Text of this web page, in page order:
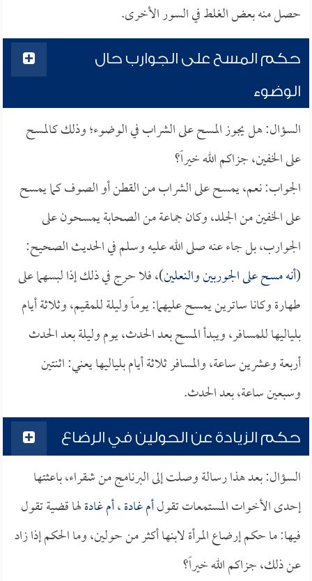
حصل منه بعض الغلط في السور الأخرى.
حكم المسح على الجوارب حال
الوضوء
السؤال: هل يجوز المسح على الشراب في الوضوء؛ وذلك كالمسح
على الخفين، جزاكم الله خيراً؟
الجواب: نعم، يمسح على الشراب من القطن أو الصوف كما يمسح
على الخفين من الجلد، وكان جماعة من الصحابة يمسحون على
الجوارب، بل جاء عنه صلى الله عليه وسلم في الحديث الصحيح:
(أنه مسح على الجوربين والنعلين)، فلا حرج في ذلك إذا لبسهما على
طهارة وكانا ساترين يمسح عليهما: يوماً وليلة للمقيم، وثلاثة أيام
بلياليها للمسافر، ويبدأ المسح بعد الحدث، يوم وليلة بعد الحدث
أربعة وعشرين ساعة، والمسافر ثلاثة أيام بلياليها يعني: اثنتين
وسبعين ساعة، بعد الحدث.
حكم الزيادة عن الحولين في الرضاع
السؤال: بعد هذا رسالة وصلت إلى البرنامج من شقراء، باعثتها
إحدى الأخوات المستمعات تقولأم غادة،أم غادةلها قضية تقول
فيها: ما حكم إرضاع المرأة لابنها أكثر من حولين، وما الحكم إذا زاد
عن ذلك، جزاكم الله خيراً؟